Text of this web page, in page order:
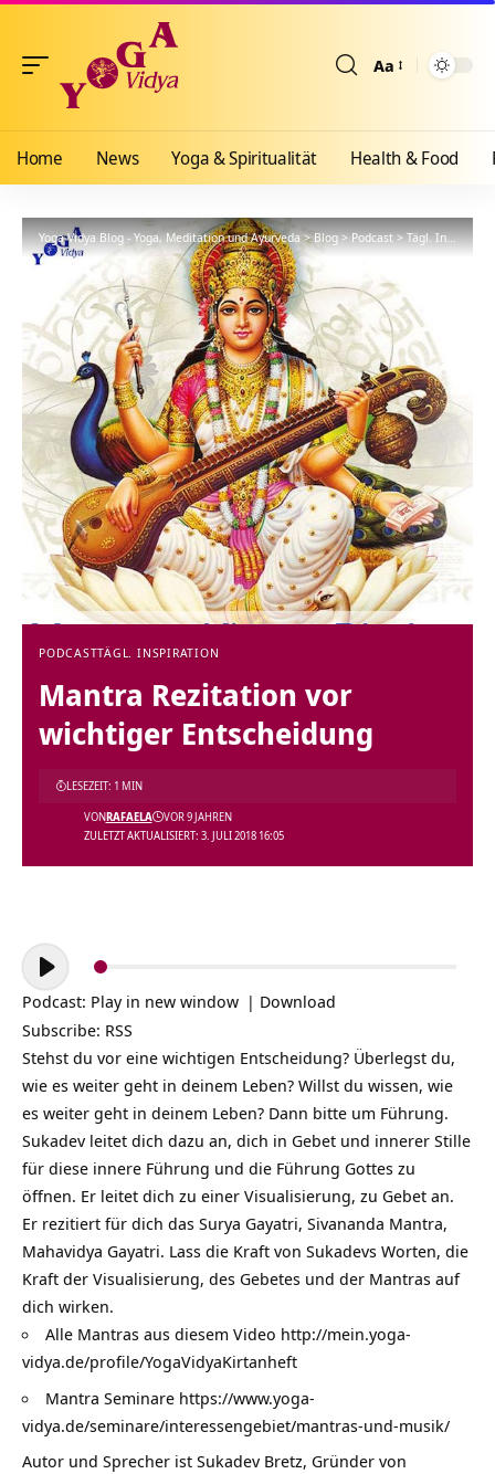
Aa
Home News Yoga & Spiritualität Health & Food
Yoga Vidya Blog - Yoga, Meditation und Ayurveda>Blog>Podcast>Tägl. Inspiration
PODCASTTÄGL. INSPIRATION
Mantra Rezitation vor
wichtiger Entscheidung
ZULETZT AKTUALISIERT: 3. JULI 2018 16:05
VONRAFAELA VOR 9 JAHREN
LESEZEIT: 1 MIN
Audio-
Player
Podcast: Play in new window | Download
Subscribe: RSS
Stehst du vor eine wichtigen Entscheidung? Überlegst du,
wie es weiter geht in deinem Leben? Willst du wissen, wie
es weiter geht in deinem Leben? Dann bitte um Führung.
Sukadev leitet dich dazu an, dich in Gebet und innerer Stille
für diese innere Führung und die Führung Gottes zu
öffnen. Er leitet dich zu einer Visualisierung, zu Gebet an.
Er rezitiert für dich das Surya Gayatri, Sivananda Mantra,
Mahavidya Gayatri. Lass die Kraft von Sukadevs Worten, die
Kraft der Visualisierung, des Gebetes und der Mantras auf
dich wirken.
Alle Mantras aus diesem Video http://mein.yoga-
vidya.de/profile/YogaVidyaKirtanheft
Mantra Seminare https://www.yoga-
vidya.de/seminare/interessengebiet/mantras-und-musik/
Autor und Sprecher ist Sukadev Bretz, Gründer von